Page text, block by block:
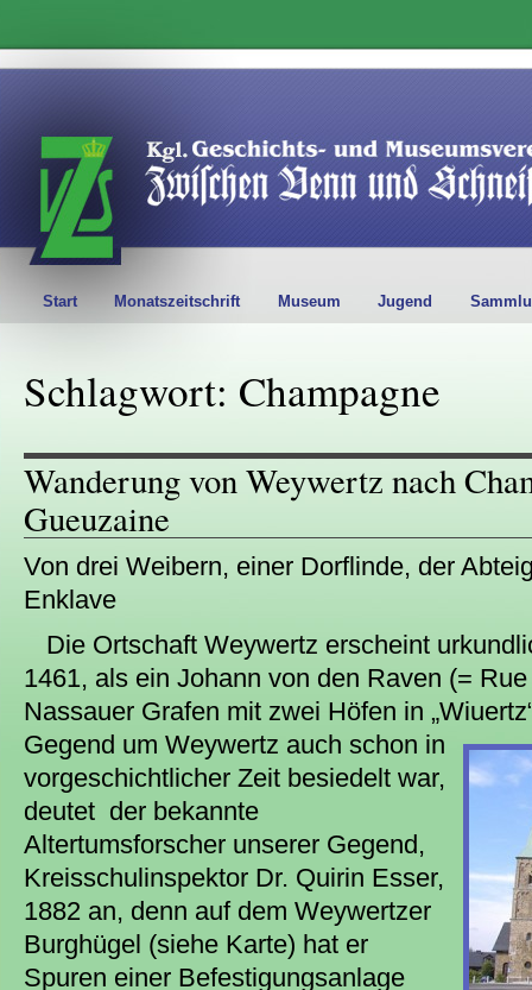
Start Monatszeitschrift Museum Jugend
Schlagwort: Champagne
Wanderung von Weywertz nach
Gueuzaine
Von drei Weibern, einer Dorflinde, der
Enklave
Die Ortschaft Weywertz erscheint
1461, als ein Johann von den Raven (=
Nassauer Grafen mit zwei Höfen in
Gegend um Weywertz auch schon in
vorgeschichtlicher Zeit besiedelt war,
deutet der bekannte
Altertumsforscher unserer Gegend,
Kreisschulinspektor Dr. Quirin Esser,
1882 an, denn auf dem Weywertzer
Burghügel (siehe Karte) hat er
Spuren einer Befestigungsanlage